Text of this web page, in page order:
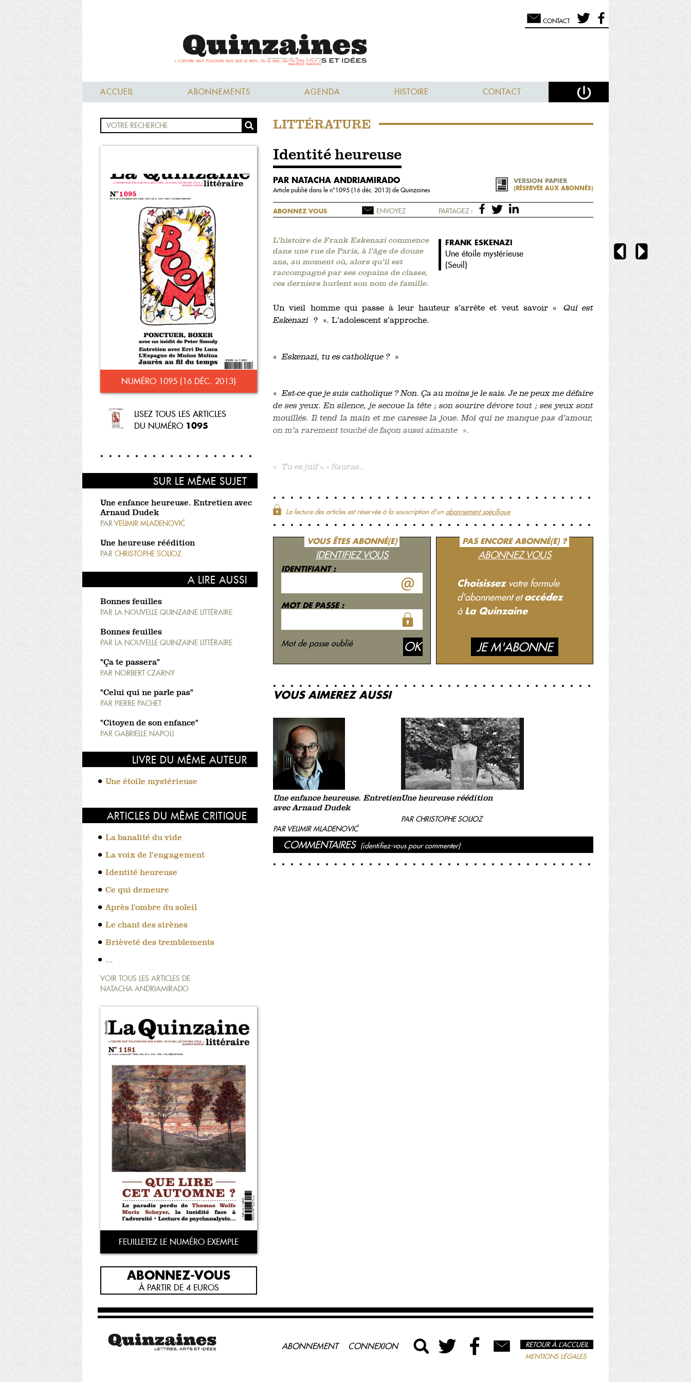
CONTACT
ACCUEIL ABONNEMENTS AGENDA HISTOIRE CONTACT
NUMÉRO 1095 (16 DÉC. 2013)
LISEZ TOUS LES ARTICLES
DU NUMÉRO 1095
SUR LE MÊME SUJET
Une enfance heureuse. Entretien avec
Arnaud Dudek
PARVELIMIR MLADENOVIĆ
Une heureuse réédition
PAR CHRISTOPHE SOLIOZ
A LIRE AUSSI
Bonnes feuilles
PAR LA NOUVELLE QUINZAINE LITTÉRAIRE
Bonnes feuilles
PAR LA NOUVELLE QUINZAINE LITTÉRAIRE
"Ça te passera"
PAR NORBERT CZARNY
"Celui qui ne parle pas"
PAR PIERRE PACHET
"Citoyen de son enfance"
PAR GABRIELLE NAPOLI
LIVRE DU MÊME AUTEUR
Une étoile mystérieuse
ARTICLES DU MÊME CRITIQUE
La banalité du vide
La voix de l’engagement
Identité heureuse
Ce qui demeure
Après l'ombre du soleil
Le chant des sirènes
Brièveté des tremblements
…
VOIR TOUS LES ARTICLES DE
NATACHA ANDRIAMIRADO
FEUILLETEZ LE NUMÉRO EXEMPLE
ABONNEZ-VOUS
À PARTIR DE 4 EUROS
LITTÉRATURE
Identité heureuse
PAR NATACHA ANDRIAMIRADO
Article publié dans le n°1095 (16 déc. 2013)de Quinzaines
VERSION PAPIER
(RÉSERVÉE AUX ABONNÉS)
ABONNEZ VOUS ENVOYEZ PARTAGEZ :
L’histoire de Frank Eskenazi commence
dans une rue de Paris, à l’âge de douze
ans, au moment où, alors qu’il est
raccompagné par ses copains de classe,
ces derniers hurlent son nom de famille.
FRANK ESKENAZI
Une étoile mystérieuse
(Seuil )
Un vieil homme qui passe à leur hauteur s’arrête et veut savoir « Qui est
Eskenazi ? ». L’adolescent s’approche.
«Eskenazi, tu es catholique ?»
«Est-ce que je suis catholique ? Non. Ça au moins je le sais. Je ne peux me défaire
de ses yeux. En silence, je secoue la tête ; son sourire dévore tout ; ses yeux sont
mouillés. Il tend la main et me caresse la joue. Moi qui ne manque pas d’amour,
on m’a rarement touché de façon aussi aimante ».
« Tu es juif ». « Sauras...
La lecture des articles est réservée à la souscription d‘un abonnement spécifique
VOUS ÊTES ABONNÉ(E)
IDENTIFIEZ VOUS
IDENTIFIANT :
MOT DE PASSE :
Mot de passe oublié
PAS ENCORE ABONNÉ(E) ?
ABONNEZ VOUS
Choisissez votre formule
d'abonnement etaccédez
à La Quinzaine
JE M'ABONNE
VOUS AIMEREZ AUSSI
Une enfance heureuse. Entretien
avec Arnaud Dudek
PAR VELIMIR MLADENOVIĆ
Une heureuse réédition
PAR CHRISTOPHE SOLIOZ
COMMENTAIRES (identifiez-vous pour commenter)
ABONNEMENT CONNEXION
RETOUR À L’ACCUEIL
MENTIONS LÉGALES